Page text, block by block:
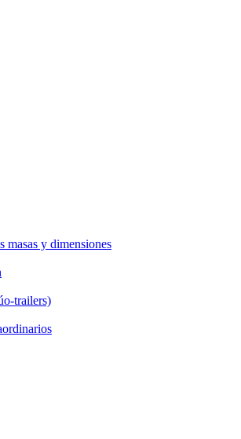
masas y dimensiones
trailers)